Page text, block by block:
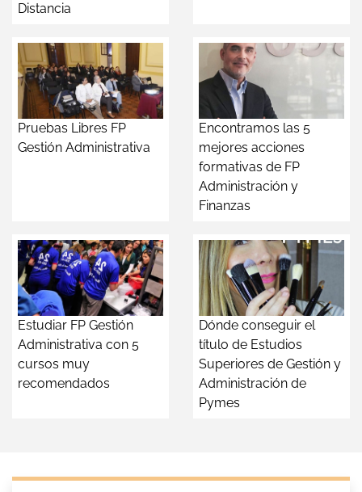
Distancia
Pruebas Libres FP
Gestión Administrativa
Encontramos las 5
mejores acciones
formativas de FP
Administración y
Finanzas
Estudiar FP Gestión
Administrativa con 5
cursos muy
recomendados
Dónde conseguir el
título de Estudios
Superiores de Gestión y
Administración de
Pymes